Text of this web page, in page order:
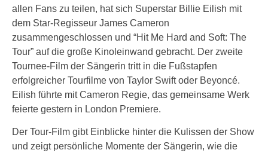
allen Fans zu teilen, hat sich Superstar Billie Eilish mit
dem Star-Regisseur James Cameron
zusammengeschlossen und “Hit Me Hard and Soft: The
Tour” auf die große Kinoleinwand gebracht. Der zweite
Tournee-Film der Sängerin tritt in die Fußstapfen
erfolgreicher Tourfilme von Taylor Swift oder Beyoncé.
Eilish führte mit Cameron Regie, das gemeinsame Werk
feierte gestern in London Premiere.
Der Tour-Film gibt Einblicke hinter die Kulissen der Show
und zeigt persönliche Momente der Sängerin, wie die